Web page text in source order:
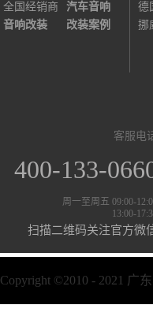
全国经销商
汽车音响
音响改装
改装案例
德
挪
客服电
400-133-
周一至周五 09:00-
13:00-
扫描二维码关注官方微
Copyright ©2010 - 2021 广